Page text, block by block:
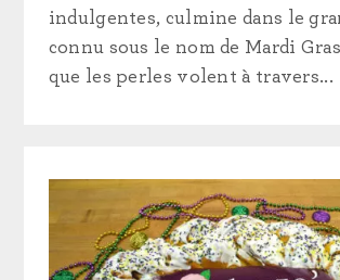
indulgentes, culmine dans le
connu sous le nom de Mardi
que les perles volent à travers...